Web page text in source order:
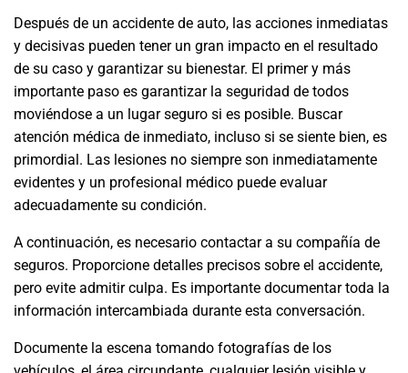
Después de un accidente de auto, las acciones inmediatas
y decisivas pueden tener un gran impacto en el resultado
de su caso y garantizar su bienestar. El primer y más
importante paso es garantizar la seguridad de todos
moviéndose a un lugar seguro si es posible. Buscar
atención médica de inmediato, incluso si se siente bien, es
primordial. Las lesiones no siempre son inmediatamente
evidentes y un profesional médico puede evaluar
adecuadamente su condición.
A continuación, es necesario contactar a su compañía de
seguros. Proporcione detalles precisos sobre el accidente,
pero evite admitir culpa. Es importante documentar toda la
información intercambiada durante esta conversación.
Documente la escena tomando fotografías de los